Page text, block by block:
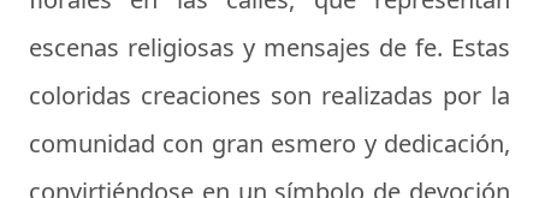
escenas religiosas y mensajes de fe. Estas
coloridas creaciones son realizadas por la
comunidad con gran esmero y dedicación,
convirtiéndose en un símbolo de devoción